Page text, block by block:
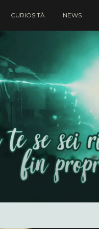
CURIOSITÀ NEWS